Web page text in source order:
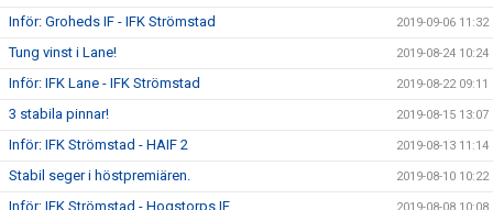
Inför: Groheds IF - IFK Strömstad 2019-09-06 11:32
Tung vinst i Lane! 2019-08-24 10:24
Inför: IFK Lane - IFK Strömstad 2019-08-22 09:11
3 stabila pinnar! 2019-08-15 13:07
Inför: IFK Strömstad - HAIF 2 2019-08-13 11:14
Stabil seger i höstpremiären. 2019-08-10 10:22
Inför: IFK Strömstad - Hogstorps IF